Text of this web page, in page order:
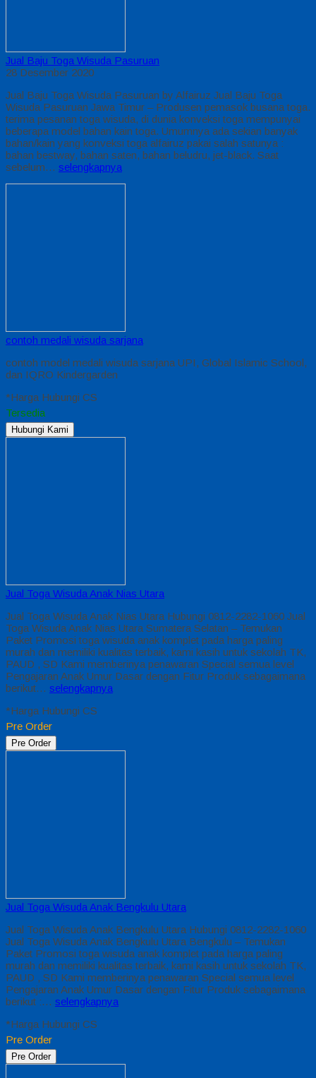
Jual Baju Toga Wisuda Pasuruan
28 Desember 2020
Jual Baju Toga Wisuda Pasuruan by Alfairuz Jual Baju Toga
Wisuda Pasuruan Jawa Timur – Produsen pemasok busana toga.
terima pesanan toga wisuda, di dunia konveksi toga mempunyai
beberapa model bahan kain toga. Umumnya ada sekian banyak
bahan/kain yang konveksi toga alfairuz pakai salah satunya :
bahan bestway, bahan saten, bahan beludru, jet-black. Saat
sebelum… selengkapnya
contoh medali wisuda sarjana
contoh model medali wisuda sarjana UPI, Global Islamic School,
dan IQRO Kindergarden
*Harga Hubungi CS
Tersedia
Hubungi Kami
Jual Toga Wisuda Anak Nias Utara
Jual Toga Wisuda Anak Nias Utara Hubungi 0812-2282-1060 Jual
Toga Wisuda Anak Nias Utara Sumatera Selatan – Temukan
Paket Promosi toga wisuda anak komplet pada harga paling
murah dan memiliki kualitas terbaik, kami kasih untuk sekolah TK,
PAUD , SD Kami memberinya penawaran Special semua level
Pengajaran Anak Umur Dasar dengan Fitur Produk sebagaimana
berikut… selengkapnya
*Harga Hubungi CS
Pre Order
Pre Order
Jual Toga Wisuda Anak Bengkulu Utara
Jual Toga Wisuda Anak Bengkulu Utara Hubungi 0812-2282-1060
Jual Toga Wisuda Anak Bengkulu Utara Bengkulu – Temukan
Paket Promosi toga wisuda anak komplet pada harga paling
murah dan memiliki kualitas terbaik, kami kasih untuk sekolah TK,
PAUD , SD Kami memberinya penawaran Special semua level
Pengajaran Anak Umur Dasar dengan Fitur Produk sebagaimana
berikut :… selengkapnya
*Harga Hubungi CS
Pre Order
Pre Order